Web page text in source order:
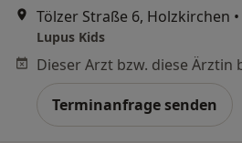
Tölzer Straße 6, Holzkirchen •
Lupus Kids
Terminanfrage senden